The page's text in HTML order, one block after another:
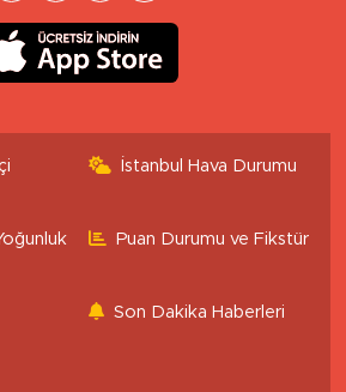
İstanbul Hava Durumu
Puan Durumu ve Fikstür
Son Dakika Haberleri